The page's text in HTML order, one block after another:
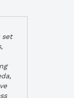
set